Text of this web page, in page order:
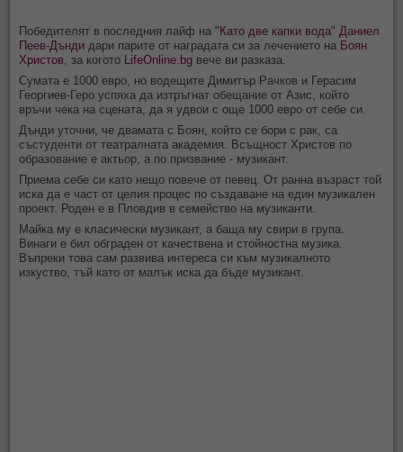
Победителят в последния лайф на "Като две капки вода" Даниел
Пеев-Дънди дари парите от наградата си за лечението на Боян
Христов , за когото LifeOnline.bg вече ви разказа.
Сумата е 1000 евро, но водещите Димитър Рачков и Герасим
Георгиев-Геро успяха да изтръгнат обещание от Азис, който
връчи чека на сцената, да я удвои с още 1000 евро от себе си.
Дънди уточни, че двамата с Боян, който се бори с рак, са
състуденти от театралната академия. Всъщност Христов по
образование е актьор, а по призвание - музикант.
Приема себе си като нещо повече от певец. От ранна възраст той
иска да е част от целия процес по създаване на един музикален
проект. Роден е в Пловдив в семейство на музиканти.
Майка му е класически музикант, а баща му свири в група.
Винаги е бил обграден от качествена и стойностна музика.
Въпреки това сам развива интереса си към музикалното
изкуство, тъй като от малък иска да бъде музикант.